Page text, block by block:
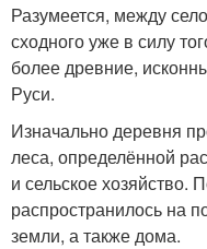
Разумеется, между
сходного уже в силу
более древние,
Руси.
Изначально деревня
леса, определённой
и сельское хозяйство.
распространилось на
земли, а также дома.